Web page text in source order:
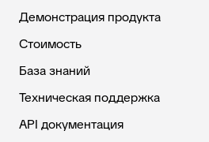
Демонстрация продукта
Стоимость
База знаний
Техническая поддержка
API документация